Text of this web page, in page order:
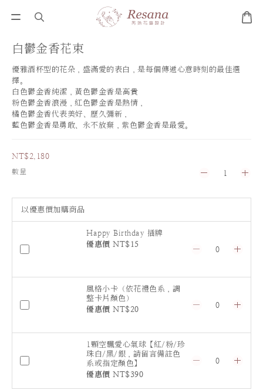
白鬱金香花束
優雅酒杯型的花朵，盛滿愛的表白，是每個傳遞心意時刻的最佳選
擇。
白色鬱金香純潔，黃色鬱金香是高貴
粉色鬱金香浪漫，紅色鬱金香是熱情，
橘色鬱金香代表美好、歷久彌新，
藍色鬱金香是勇敢、永不放棄，紫色鬱金香是最愛。
NT$2,180
數量
以優惠價加購商品
Happy Birthday 插牌
優惠價 NT$15
風格小卡（依花禮色系，調
整卡片顏色）
優惠價 NT$20
1顆空飄愛心氣球【紅/粉/珍
珠白/黑/銀，請留言備註色
系或指定顏色】
優惠價 NT$390